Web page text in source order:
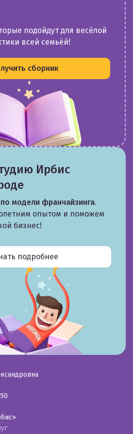
подойдут для весёлой
всей семьёй!
сборник
Ирбис
по модели франчайзинга.
опытом и поможем
бизнес!
подробнее